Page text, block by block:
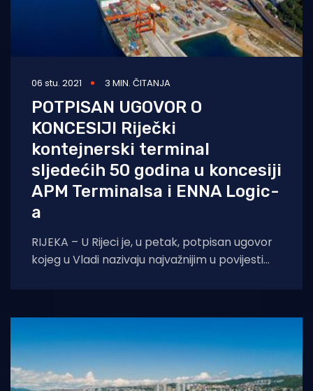
06 stu. 2021 3 MIN. ČITANJA
POTPISAN UGOVOR O
KONCESIJI Riječki
kontejnerski terminal
sljedećih 50 godina u koncesiji
APM Terminalsa i ENNA Logic-
a
RIJEKA – U Rijeci je, u petak, potpisan ugovor
kojeg u Vladi nazivaju najvažnijim u povijesti